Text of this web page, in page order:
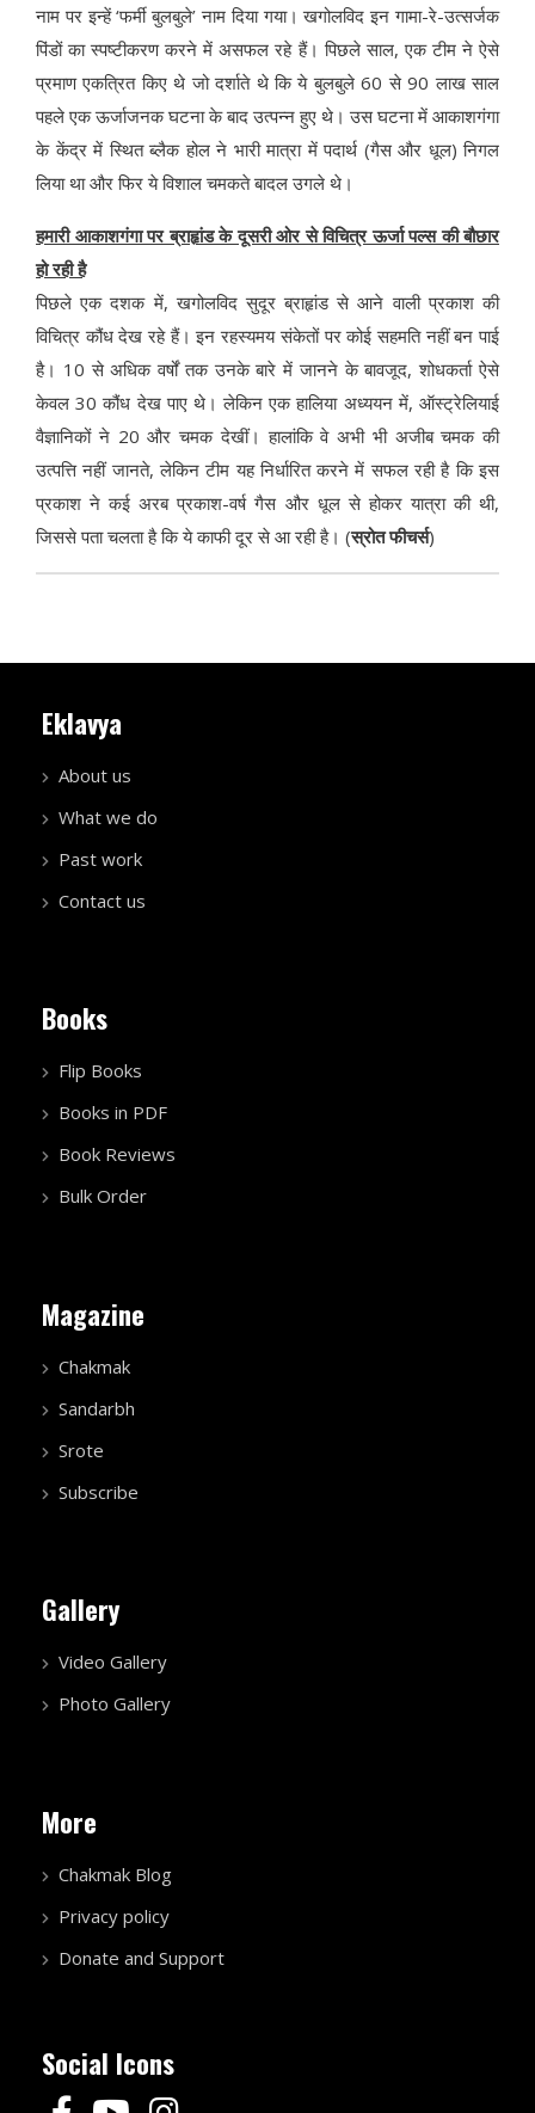
नाम पर इन्हें ‘फर्मी बुलबुले’ नाम दिया गया। खगोलविद इन गामा-रे-उत्सर्जक
पिंडों का स्पष्टीकरण करने में असफल रहे हैं। पिछले साल, एक टीम ने ऐसे
प्रमाण एकत्रित किए थे जो दर्शाते थे कि ये बुलबुले 60 से 90 लाख साल
पहले एक ऊर्जाजनक घटना के बाद उत्पन्न हुए थे। उस घटना में आकाशगंगा
के केंद्र में स्थित ब्लैक होल ने भारी मात्रा में पदार्थ (गैस और धूल) निगल
लिया था और फिर ये विशाल चमकते बादल उगले थे।
हमारी आकाशगंगा पर ब्राहृांड के दूसरी ओर से विचित्र ऊर्जा पल्स की बौछार
हो रही है
पिछले एक दशक में, खगोलविद सुदूर ब्राहृांड से आने वाली प्रकाश की
विचित्र कौंध देख रहे हैं। इन रहस्यमय संकेतों पर कोई सहमति नहीं बन पाई
है। 10 से अधिक वर्षों तक उनके बारे में जानने के बावजूद, शोधकर्ता ऐसे
केवल 30 कौंध देख पाए थे। लेकिन एक हालिया अध्ययन में, ऑस्ट्रेलियाई
वैज्ञानिकों ने 20 और चमक देखीं। हालांकि वे अभी भी अजीब चमक की
उत्पत्ति नहीं जानते, लेकिन टीम यह निर्धारित करने में सफल रही है कि इस
प्रकाश ने कई अरब प्रकाश-वर्ष गैस और धूल से होकर यात्रा की थी,
जिससे पता चलता है कि ये काफी दूर से आ रही है। (स्रोत फीचर्स)
Eklavya
About us
What we do
Past work
Contact us
Books
Flip Books
Books in PDF
Book Reviews
Bulk Order
Magazine
Chakmak
Sandarbh
Srote
Subscribe
Gallery
Video Gallery
Photo Gallery
More
Chakmak Blog
Privacy policy
Donate and Support
Social Icons